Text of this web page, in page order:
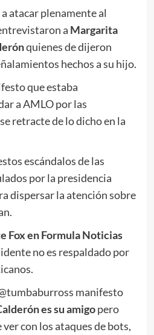
atacar plenamente al
a Margarita
quienes de dijeron
hechos a su hijo.
que estaba
a AMLO por las
retracte de lo dicho en la
escándalos de las
por la presidencia
dispersar la atención sobre
Fox en Formula Noticias
no es respaldado por
manifesto
es su amigopero
con los ataques de bots,